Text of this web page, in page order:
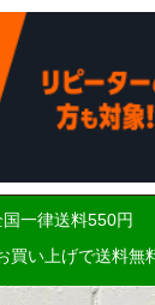
国一律送料550円
買い上げで送料無